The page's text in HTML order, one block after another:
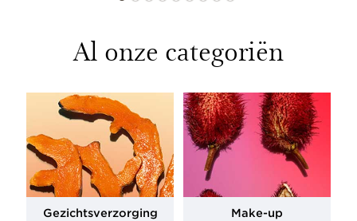
Al onze categoriën
Gezichtsverzorging Make-up